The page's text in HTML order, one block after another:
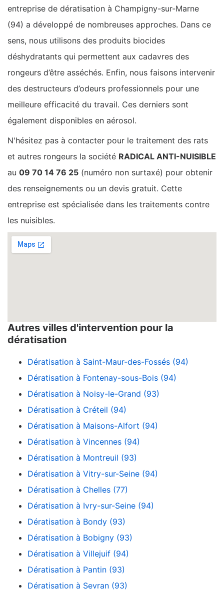
entreprise de dératisation à Champigny-sur-Marne
(94) a développé de nombreuses approches. Dans ce
sens, nous utilisons des produits biocides
déshydratants qui permettent aux cadavres des
rongeurs d’être asséchés. Enfin, nous faisons intervenir
des destructeurs d’odeurs professionnels pour une
meilleure efficacité du travail. Ces derniers sont
également disponibles en aérosol.
N'hésitez pas à contacter pour le traitement des rats
et autres rongeurs la société RADICAL ANTI-NUISIBLE
au 09 70 14 76 25 (numéro non surtaxé) pour obtenir
des renseignements ou un devis gratuit. Cette
entreprise est spécialisée dans les traitements contre
les nuisibles.
Autres villes d'intervention pour la
dératisation
Dératisation à Saint-Maur-des-Fossés (94)
Dératisation à Fontenay-sous-Bois (94)
Dératisation à Noisy-le-Grand (93)
Dératisation à Créteil (94)
Dératisation à Maisons-Alfort (94)
Dératisation à Vincennes (94)
Dératisation à Montreuil (93)
Dératisation à Vitry-sur-Seine (94)
Dératisation à Chelles (77)
Dératisation à Ivry-sur-Seine (94)
Dératisation à Bondy (93)
Dératisation à Bobigny (93)
Dératisation à Villejuif (94)
Dératisation à Pantin (93)
Dératisation à Sevran (93)